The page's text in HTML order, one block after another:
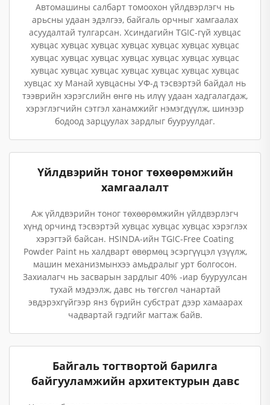
Автомашины салбарт томоохон үйлдвэрлэгч нь
арьсны удаан эдэлгээ, байгаль орчныг хамгаалах
асуудалтай тулгарсан. Хсиндагийн TGIC-гүй хувцас
хувцас хувцас хувцас хувцас хувцас хувцас хувцас
хувцас хувцас хувцас хувцас хувцас хувцас хувцас
хувцас хувцас хувцас хувцас хувцас хувцас хувцас
хувцас ху Манай хувцасны УФ-д тэсвэртэй байдал нь
тээврийн хэрэгслийн өнгө нь илүү удаан хадгалагдаж,
хэрэглэгчийн сэтгэл ханамжийг нэмэгдүүлж, шинээр
бодоод зарцуулах зардлыг бууруулдаг.
Үйлдвэрийн тоног төхөөрөмжийн
хамгаалалт
Аж үйлдвэрийн тоног төхөөрөмжийн үйлдвэрлэгч
хүнд орчинд тэсвэртэй хувцас хувцас хувцас хэрэглэх
хэрэгтэй байсан. HSINDA-ийн TGIC-Free Coating
Powder Paint нь халдварт өвөрмөц эсэргүүцэл үзүүлж,
машин механизмынхээ амьдралыг урт болгосон.
Захиалагч нь засварын зардлыг 40% -иар бууруулсан
тухай мэдээлж, давс нь төгсгөл чанартай
эвдэрэхгүйгээр янз бүрийн субстрат дээр хамаарах
чадвартай гэдгийг магтаж байв.
Байгаль тогтвортой барилга
байгууламжийн архитектурын давс